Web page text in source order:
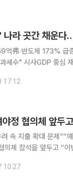
억弗·반도체 173% 급
" 시사GDP 중심 재정 체계, 산업
업 이익은 물론 코스피
17:12
지출 확대 문제““예결위서 문제
의체 참석을 앞두고 “
회에서 원내대책회의
10:27